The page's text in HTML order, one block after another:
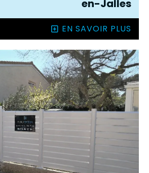
en-Jalles
EN SAVOIR PLUS